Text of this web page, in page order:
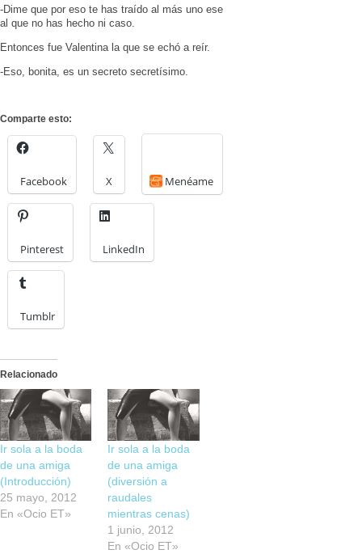
-Dime que por eso te has traído al más uno ese
al que no has hecho ni caso.
Entonces fue Valentina la que se echó a reír.
-Eso, bonita, es un secreto secretísimo.
Comparte esto:
Facebook X Menéame
Pinterest LinkedIn
Tumblr
Relacionado
Ir sola a la boda
de una amiga
(Introducción)
25 mayo, 2012
En «Ocio ET»
Ir sola a la boda
de una amiga
(diversión a
raudales
mientras cenas)
1 junio, 2012
En «Ocio ET»